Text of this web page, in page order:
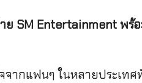
SM Entertainment พร้
ากแฟนๆ ในหลายประเทศ